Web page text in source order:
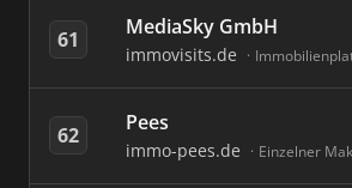
61 MediaSky GmbH
immovisits.de
62 Pees
immo-pees.de Einzelner